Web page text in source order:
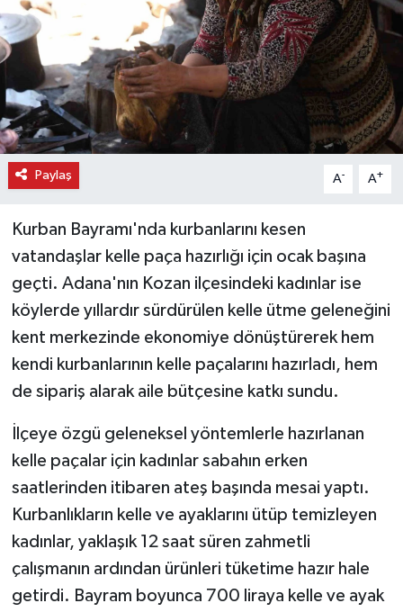
Paylaş A- A+
Kurban Bayramı'nda kurbanlarını kesen
vatandaşlar kelle paça hazırlığı için ocak başına
geçti. Adana'nın Kozan ilçesindeki kadınlar ise
köylerde yıllardır sürdürülen kelle ütme geleneğini
kent merkezinde ekonomiye dönüştürerek hem
kendi kurbanlarının kelle paçalarını hazırladı, hem
de sipariş alarak aile bütçesine katkı sundu.
İlçeye özgü geleneksel yöntemlerle hazırlanan
kelle paçalar için kadınlar sabahın erken
saatlerinden itibaren ateş başında mesai yaptı.
Kurbanlıkların kelle ve ayaklarını ütüp temizleyen
kadınlar, yaklaşık 12 saat süren zahmetli
çalışmanın ardından ürünleri tüketime hazır hale
getirdi. Bayram boyunca 700 liraya kelle ve ayak